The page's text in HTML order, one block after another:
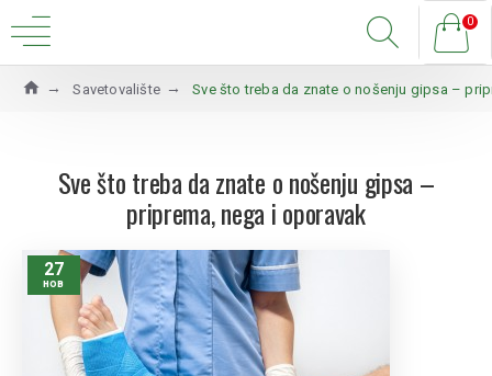
0
Savetovalište Sve što treba da znate o nošenju gipsa –
Sve što treba da znate o nošenju gipsa –
priprema, nega i oporavak
27
нов